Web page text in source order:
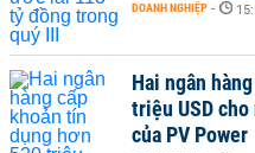
DOANH NGHIỆP -
Hai ngân
triệu USD cho
của PV Power